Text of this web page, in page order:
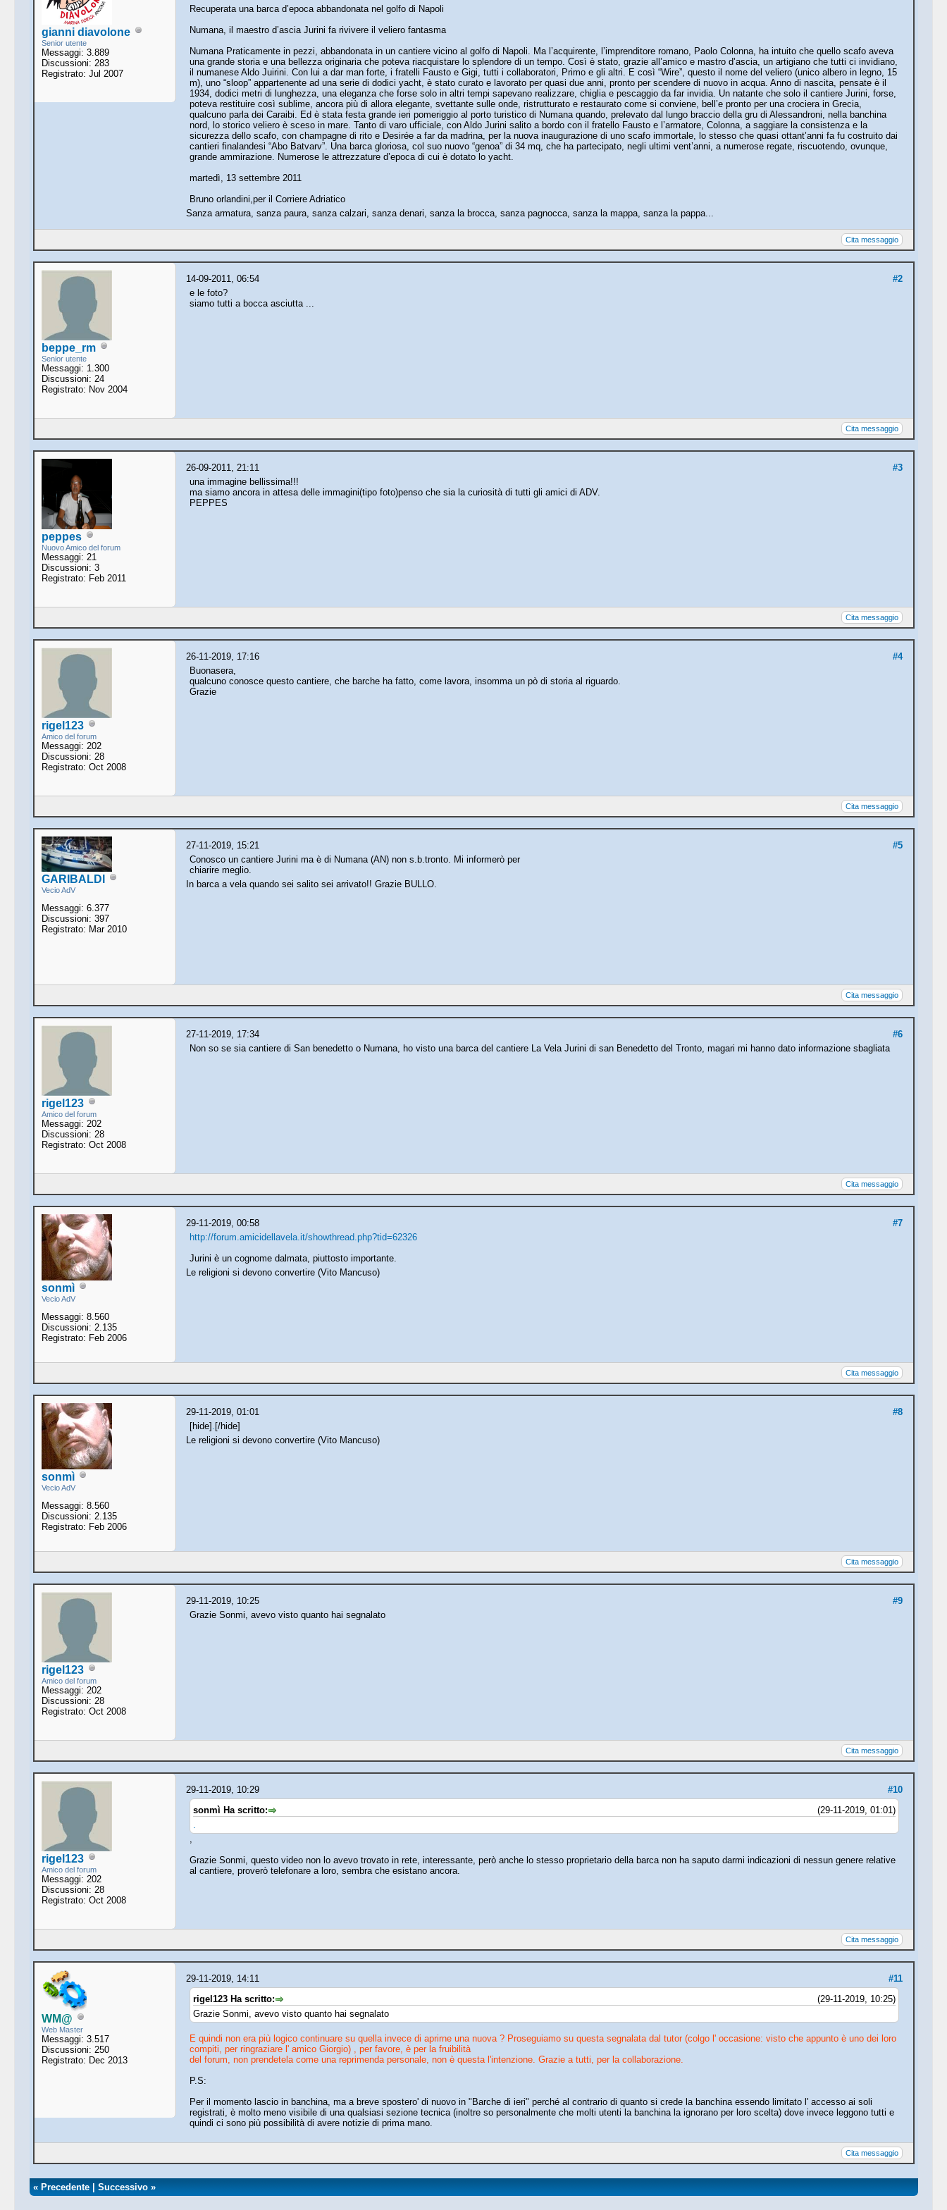
gianni diavolone
Senior utente
Messaggi: 3.889
Discussioni: 283
Registrato: Jul 2007
Recuperata una barca d’epoca abbandonata nel golfo di Napoli
Numana, il maestro d’ascia Jurini fa rivivere il veliero fantasma
Numana Praticamente in pezzi, abbandonata in un cantiere vicino al golfo di Napoli. Ma l’acquirente, l’imprenditore romano, Paolo Colonna, ha intuito che quello scafo aveva
una grande storia e una bellezza originaria che poteva riacquistare lo splendore di un tempo. Così è stato, grazie all’amico e mastro d’ascia, un artigiano che tutti ci invidiano,
il numanese Aldo Juirini. Con lui a dar man forte, i fratelli Fausto e Gigi, tutti i collaboratori, Primo e gli altri. E così “Wire”, questo il nome del veliero (unico albero in legno, 15
m), uno “sloop” appartenente ad una serie di dodici yacht, è stato curato e lavorato per quasi due anni, pronto per scendere di nuovo in acqua. Anno di nascita, pensate è il
1934, dodici metri di lunghezza, una eleganza che forse solo in altri tempi sapevano realizzare, chiglia e pescaggio da far invidia. Un natante che solo il cantiere Jurini, forse,
poteva restituire così sublime, ancora più di allora elegante, svettante sulle onde, ristrutturato e restaurato come si conviene, bell’e pronto per una crociera in Grecia,
qualcuno parla dei Caraibi. Ed è stata festa grande ieri pomeriggio al porto turistico di Numana quando, prelevato dal lungo braccio della gru di Alessandroni, nella banchina
nord, lo storico veliero è sceso in mare. Tanto di varo ufficiale, con Aldo Jurini salito a bordo con il fratello Fausto e l’armatore, Colonna, a saggiare la consistenza e la
sicurezza dello scafo, con champagne di rito e Desirée a far da madrina, per la nuova inaugurazione di uno scafo immortale, lo stesso che quasi ottant’anni fa fu costruito dai
cantieri finalandesi “Abo Batvarv”. Una barca gloriosa, col suo nuovo “genoa” di 34 mq, che ha partecipato, negli ultimi vent’anni, a numerose regate, riscuotendo, ovunque,
grande ammirazione. Numerose le attrezzature d’epoca di cui è dotato lo yacht.
martedì, 13 settembre 2011
Bruno orlandini,per il Corriere Adriatico
Sanza armatura, sanza paura, sanza calzari, sanza denari, sanza la brocca, sanza pagnocca, sanza la mappa, sanza la pappa...
Cita messaggio
beppe_rm
Senior utente
Messaggi: 1.300
Discussioni: 24
Registrato: Nov 2004
#2
14-09-2011, 06:54
e le foto?
siamo tutti a bocca asciutta ...
Cita messaggio
peppes
Nuovo Amico del forum
Messaggi: 21
Discussioni: 3
Registrato: Feb 2011
#3
26-09-2011, 21:11
una immagine bellissima!!!
ma siamo ancora in attesa delle immagini(tipo foto)penso che sia la curiosità di tutti gli amici di ADV.
PEPPES
Cita messaggio
rigel123
Amico del forum
Messaggi: 202
Discussioni: 28
Registrato: Oct 2008
#4
26-11-2019, 17:16
Buonasera,
qualcuno conosce questo cantiere, che barche ha fatto, come lavora, insomma un pò di storia al riguardo.
Grazie
Cita messaggio
GARIBALDI
Vecio AdV
Messaggi: 6.377
Discussioni: 397
Registrato: Mar 2010
#5
27-11-2019, 15:21
Conosco un cantiere Jurini ma è di Numana (AN) non s.b.tronto. Mi informerò per
chiarire meglio.
In barca a vela quando sei salito sei arrivato!! Grazie BULLO.
Cita messaggio
rigel123
Amico del forum
Messaggi: 202
Discussioni: 28
Registrato: Oct 2008
#6
27-11-2019, 17:34
Non so se sia cantiere di San benedetto o Numana, ho visto una barca del cantiere La Vela Jurini di san Benedetto del Tronto, magari mi hanno dato informazione sbagliata
Cita messaggio
sonmì
Vecio AdV
Messaggi: 8.560
Discussioni: 2.135
Registrato: Feb 2006
#7
29-11-2019, 00:58
http://forum.amicidellavela.it/showthread.php?tid=62326
Jurini è un cognome dalmata, piuttosto importante.
Le religioni si devono convertire (Vito Mancuso)
Cita messaggio
sonmì
Vecio AdV
Messaggi: 8.560
Discussioni: 2.135
Registrato: Feb 2006
#8
29-11-2019, 01:01
[hide] [/hide]
Le religioni si devono convertire (Vito Mancuso)
Cita messaggio
rigel123
Amico del forum
Messaggi: 202
Discussioni: 28
Registrato: Oct 2008
#9
29-11-2019, 10:25
Grazie Sonmi, avevo visto quanto hai segnalato
Cita messaggio
rigel123
Amico del forum
Messaggi: 202
Discussioni: 28
Registrato: Oct 2008
#10
29-11-2019, 10:29
(29-11-2019, 01:01)
sonmì Ha scritto:
Grazie Sonmi, questo video non lo avevo trovato in rete, interessante, però anche lo stesso proprietario della barca non ha saputo darmi indicazioni di nessun genere relative
al cantiere, proverò telefonare a loro, sembra che esistano ancora.
Cita messaggio
WM@
Web Master
Messaggi: 3.517
Discussioni: 250
Registrato: Dec 2013
#11
29-11-2019, 14:11
(29-11-2019, 10:25)
rigel123 Ha scritto:
Grazie Sonmi, avevo visto quanto hai segnalato
E quindi non era più logico continuare su quella invece di aprirne una nuova ? Proseguiamo su questa segnalata dal tutor (colgo l' occasione: visto che appunto è uno dei loro
compiti, per ringraziare l' amico Giorgio) , per favore, è per la fruibilità
del forum, non prendetela come una reprimenda personale, non è questa l'intenzione. Grazie a tutti, per la collaborazione.
P.S:
Per il momento lascio in banchina, ma a breve spostero' di nuovo in "Barche di ieri" perché al contrario di quanto si crede la banchina essendo limitato l' accesso ai soli
registrati, è molto meno visibile di una qualsiasi sezione tecnica (inoltre so personalmente che molti utenti la banchina la ignorano per loro scelta) dove invece leggono tutti e
quindi ci sono più possibilità di avere notizie di prima mano.
Cita messaggio
« Precedente| Successivo»